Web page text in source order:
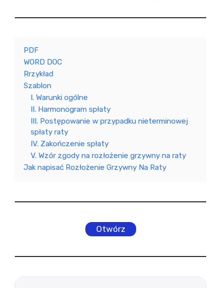
PDF
WORD DOC
Rrzykład
Szablon
I. Warunki ogólne
II. Harmonogram spłaty
III. Postępowanie w przypadku nieterminowej
spłaty raty
IV. Zakończenie spłaty
V. Wzór zgody na rozłożenie grzywny na raty
Jak napisać Rozłożenie Grzywny Na Raty
Otwórz